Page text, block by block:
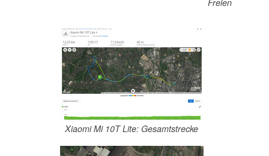
Freien
Xiaomi Mi 10T Lite: Gesamtstrecke